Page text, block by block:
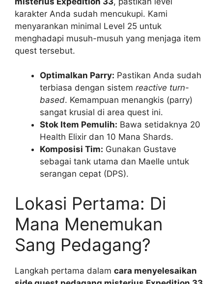
karakter Anda sudah mencukupi. Kami
menyarankan minimal Level 25 untuk
menghadapi musuh-musuh yang menjaga item
quest tersebut.
Optimalkan Parry: Pastikan Anda sudah
terbiasa dengan sistem reactive turn-
based. Kemampuan menangkis (parry)
sangat krusial di area quest ini.
Stok Item Pemulih: Bawa setidaknya 20
Health Elixir dan 10 Mana Shards.
Komposisi Tim: Gunakan Gustave
sebagai tank utama dan Maelle untuk
serangan cepat (DPS).
Lokasi Pertama: Di
Mana Menemukan
Sang Pedagang?
Langkah pertama dalam cara menyelesaikan